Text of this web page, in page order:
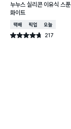
누누스 실리콘 이유식 스푼
화이트
택배배송매장픽업오늘배송
별점 4.7점 217
건 작성